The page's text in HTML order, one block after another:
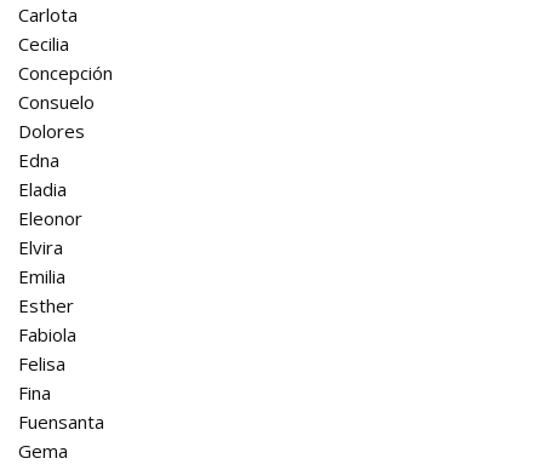
Carlota
Cecilia
Concepción
Consuelo
Dolores
Edna
Eladia
Eleonor
Elvira
Emilia
Esther
Fabiola
Felisa
Fina
Fuensanta
Gema